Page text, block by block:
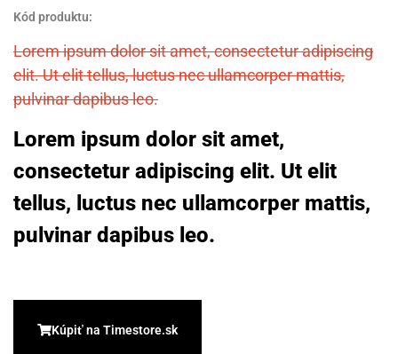
Kód produktu:
Lorem ipsum dolor sit amet, consectetur adipiscing
elit. Ut elit tellus, luctus nec ullamcorper mattis,
pulvinar dapibus leo.
Lorem ipsum dolor sit amet,
consectetur adipiscing elit. Ut elit
tellus, luctus nec ullamcorper mattis,
pulvinar dapibus leo.
Kúpiť na Timestore.sk